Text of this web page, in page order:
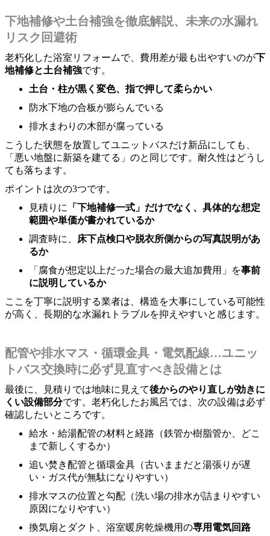
下地補修や土台補強を徹底解説、未来の水漏れ
リスク回避術
老朽化した浴室リフォームで、費用差が最も出やすいのが下
地補修と土台補強です。
土台・柱が黒く変色、指で押して柔らかい
防水下地の合板が膨らんでいる
排水まわりの木部が腐っている
こうした状態を放置してユニットバスだけ新品にしても、
「悪い地盤に新築を建てる」のと同じです。耐久性はどうし
ても落ちます。
ポイントは次の3つです。
見積りに
「下地補修一式」だけでなく、具体的な想定
範囲や単価が書かれているか
調査時に、
床下点検口や脱衣所側からの写真説明があ
るか
「腐食が想定以上だった場合の最大追加費用」を事前
に説明しているか
ここを丁寧に説明する業者は、構造を大事にしている可能性
が高く、長期的な水漏れトラブルを抑えやすいと感じます。
配管や排水マス・循環金具・電気配線…ユニッ
トバス交換時に必ず見直すべき設備とは
最後に、見積りでは地味に見えて後からのやり直しが効きに
くい設備部分です。老朽化したお風呂では、次の設備は必ず
確認したいところです。
給水・給湯配管の材料と経路（鉄管か樹脂管か、どこ
まで新しくするか）
追い焚き配管と循環金具（古いままだと湯張りが遅
い・ガス代が無駄になりやすい）
排水マスの位置と勾配（洗い場の排水が詰まりやすい
原因になりやすい）
換気扇とダクト、浴室暖房乾燥機用の専用電気回路